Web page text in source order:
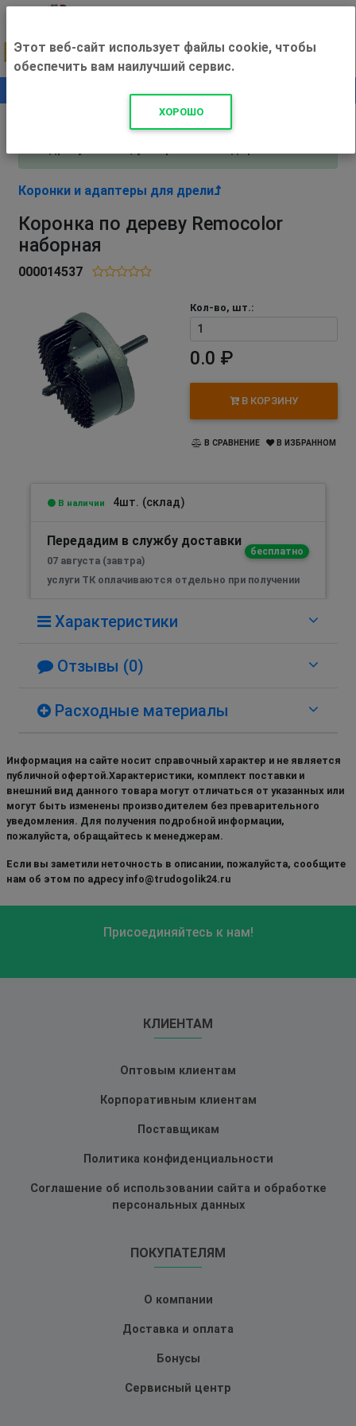
+500 ₽
Внимание! С 3 августа магазин работает по
Коронки и адаптеры для дрели
Коронка по дереву Remocolor
наборная
000014537
Кол-во, шт.:
0.0 ₽
В КОРЗИНУ
В СРАВНЕНИЕ В ИЗБРАННОМ
В наличии 4шт. (склад)
Передадим в службу доставки
бесплатно
07 августа (завтра)
услуги ТК оплачиваются отдельно при получении
Характеристики
Отзывы (0)
Расходные материалы
Информация на сайте носит справочный характер и не является
публичной офертой.Характеристики, комплект поставки и
внешний вид данного товара могут отличаться от указанных или
могут быть изменены производителем без преварительного
уведомления. Для получения подробной информации,
пожалуйста, обращайтесь к менеджерам.
Если вы заметили неточность в описании, пожалуйста, сообщите
нам об этом по адресу info@trudogolik24.ru
Присоединяйтесь к нам!
КЛИЕНТАМ
Оптовым клиентам
Корпоративным клиентам
Поставщикам
Политика конфиденциальности
Соглашение об использовании сайта и обработке
персональных данных
ПОКУПАТЕЛЯМ
О компании
Доставка и оплата
Бонусы
Сервисный центр
Этот веб-сайт использует файлы cookie, чтобы
обеспечить вам наилучший сервис.
ХОРОШО